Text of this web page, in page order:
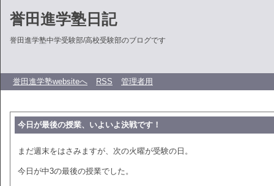
誉田進学塾日記
誉田進学塾中学受験部/高校受験部のブログです
誉田進学塾websiteへ RSS 管理者用
今日が最後の授業、いよいよ決戦です！
まだ週末をはさみますが、次の火曜が受験の日。
今日が中3の最後の授業でした。